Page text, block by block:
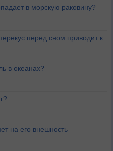
в морскую раковину?
перед сном приводит к
в океанах?
на его внешность